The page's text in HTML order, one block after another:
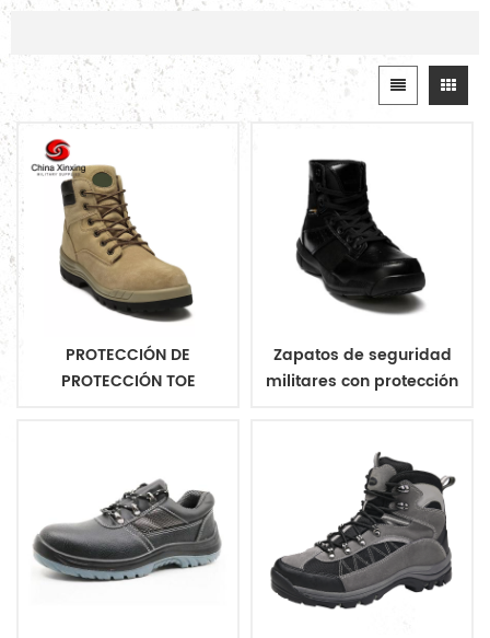
PROTECCIÓN DE
PROTECCIÓN TOE
Zapatos de seguridad
militares con protección